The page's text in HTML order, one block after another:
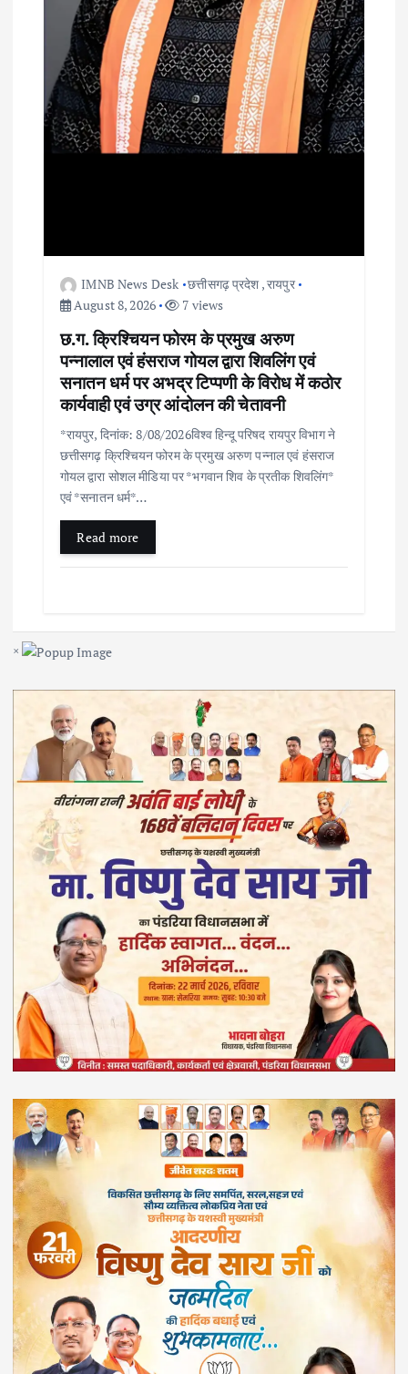
IMNB News Desk छत्तीसगढ़ प्रदेश ,रायपुर
August 8, 2026
7 views
छ.ग. क्रिश्चियन फोरम के प्रमुख अरुण
पन्नालाल एवं हंसराज गोयल द्वारा शिवलिंग एवं
सनातन धर्म पर अभद्र टिप्पणी के विरोध में कठोर
कार्यवाही एवं उग्र आंदोलन की चेतावनी
*रायपुर, दिनांक: 8/08/2026विश्व हिन्दू परिषद रायपुर विभाग ने
छत्तीसगढ़ क्रिश्चियन फोरम के प्रमुख अरुण पन्नाल एवं हंसराज
गोयल द्वारा सोशल मीडिया पर *भगवान शिव के प्रतीक शिवलिंग*
एवं *सनातन धर्म*…
Read more
×